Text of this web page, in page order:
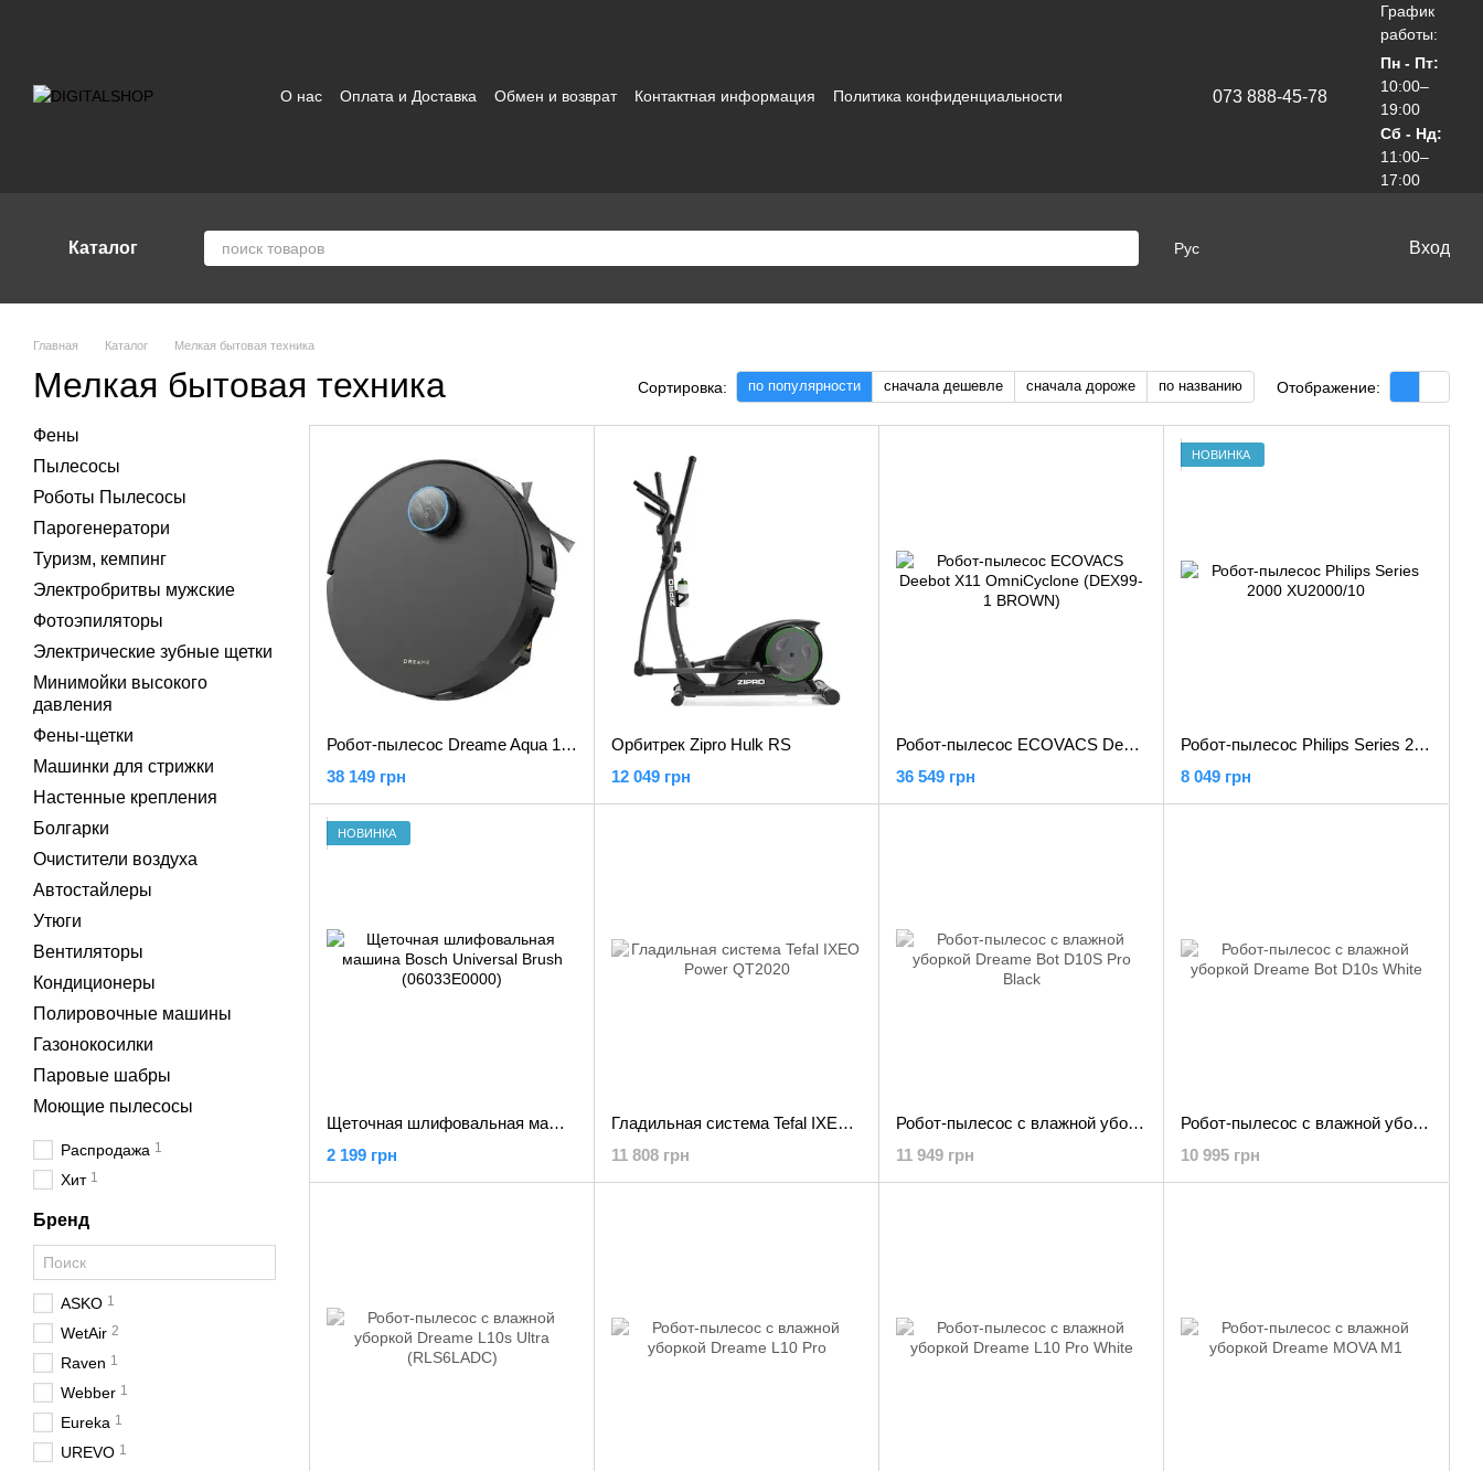
О нас Оплата и Доставка Обмен и возврат Контактная информация
Политика конфиденциальности
073 888-45-78
График
работы:
Пн - Пт:
10:00–
19:00
Сб - Нд:
11:00–
17:00
Каталог Рус Вход
Главная Каталог Мелкая бытовая техника
Мелкая бытовая техника Сортировка: по популярности сначала дешевле сначала дороже по названию Отображение:
Робот-пылесос Dreame Aqua 10 Ultra Track Complete Black (RLR81CE-1-BL)
38 149 грн
Орбитрек Zipro Hulk RS
12 049 грн
Робот-пылесос ECOVACS Deebot X11 OmniCyclone (DEX99-1 BROWN)
36 549 грн
НОВИНКА
Робот-пылесос Philips Series 2000 XU2000/10
8 049 грн
НОВИНКА
Щеточная шлифовальная машина Bosch Universal Brush (06033E0000)
2 199 грн
Гладильная система Tefal IXEO Power QT2020
11 808 грн
Робот-пылесос с влажной уборкой Dreame Bot D10S Pro Black
11 949 грн
Робот-пылесос с влажной уборкой Dreame Bot D10s White
10 995 грн
Фены
Пылесосы
Роботы Пылесосы
Парогенератори
Туризм, кемпинг
Электробритвы мужские
Фотоэпиляторы
Электрические зубные щетки
Минимойки высокого
давления
Фены-щетки
Машинки для стрижки
Настенные крепления
Болгарки
Очистители воздуха
Автостайлеры
Утюги
Вентиляторы
Кондиционеры
Полировочные машины
Газонокосилки
Паровые шабры
Моющие пылесосы
Распродажа 1
Хит 1
Бренд
ASKO 1
WetAir 2
Raven 1
Webber 1
Eureka 1
UREVO 1